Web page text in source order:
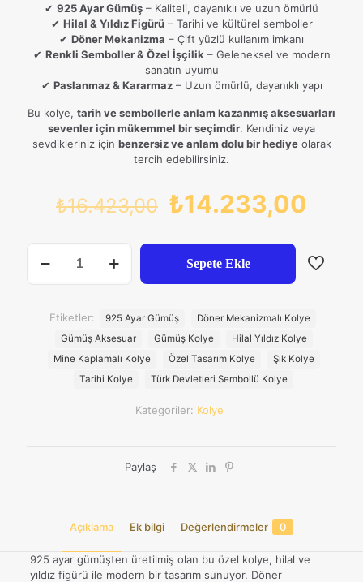
✔ 925 Ayar Gümüş – Kaliteli, dayanıklı ve uzun ömürlü
✔ Hilal & Yıldız Figürü– Tarihi ve kültürel semboller
✔ Döner Mekanizma – Çift yüzlü kullanım imkanı
✔ Renkli Semboller & Özel İşçilik – Geleneksel ve modern
sanatın uyumu
✔ Paslanmaz & Kararmaz– Uzun ömürlü, dayanıklı yapı
Bu kolye, tarih ve sembollerle anlam kazanmış aksesuarları
sevenler için mükemmel bir seçimdir. Kendiniz veya
sevdikleriniz için benzersiz ve anlam dolu bir hediyeolarak
tercih edebilirsiniz.
₺16.423,00 Orijinal
₺16.423,00.
₺14.233,00
fiyat:
925
Ayar
Yıldız
Döner
Mekanizmalı
Sepete Ekle
Kategoriler: Kolye
Etiketler: 925 Ayar Gümüş
Döner Mekanizmalı Kolye
Gümüş Aksesuar
Gümüş Kolye
Hilal Yıldız Kolye
Mine Kaplamalı Kolye
Özel Tasarım Kolye
Şık Kolye
Tarihi Kolye
Türk Devletleri Sembollü Kolye
Paylaş
Açıklama Ek bilgi Değerlendirmeler 0
925 ayar gümüşten üretilmiş olan bu özel kolye, hilal ve
yıldız figürü ile modern bir tasarım sunuyor. Döner